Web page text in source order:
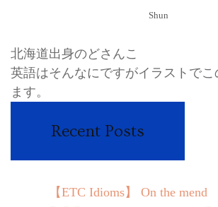
Shun
北海道出身のどさんこ
英語はそんなにですがイラストでこ
ます。
Recent Posts
【ETC Idioms】 On the mend